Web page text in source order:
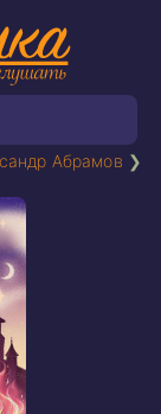
Абрамов ❯